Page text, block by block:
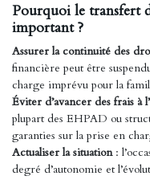
Pourquoi le transfert
important ?
Assurer la continuité des
financière peut être
charge imprévu pour la
Éviter d’avancer des frais à
plupart des EHPAD ou
garanties sur la prise en
Actualiser la situation:
degré d’autonomie et